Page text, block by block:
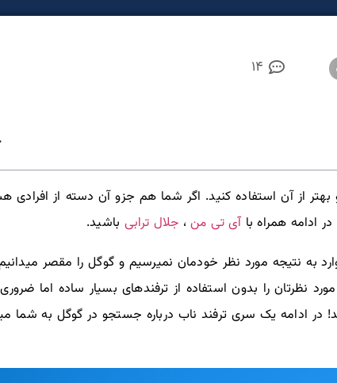
14
از آن استفاده کنید. اگر شما هم جزو آن دسته از افرادی
ادامه همراه باآی تی من ، جلال ترابی باشید.
نتیجه مورد نظر خودمان نمیرسیم و گوگل را مقصر میدانیم
نظرتان را بدون استفاده از ترفندهای بسیار ساده اما
در ادامه یک سری ترفند ناب درباره جستجو در گوگل به شما